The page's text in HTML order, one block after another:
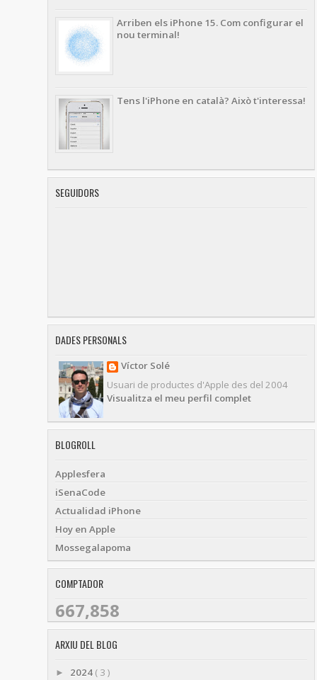
Arriben els iPhone 15. Com configurar el
nou terminal!
Tens l'iPhone en català? Això t'interessa!
SEGUIDORS
DADES PERSONALS
Víctor Solé
Usuari de productes d'Apple des del 2004
Visualitza el meu perfil complet
BLOGROLL
Applesfera
iSenaCode
Actualidad iPhone
Hoy en Apple
Mossegalapoma
COMPTADOR
667,858
ARXIU DEL BLOG
► 2024 ( 3 )